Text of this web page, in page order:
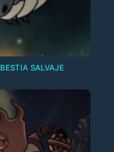
SALVAJE